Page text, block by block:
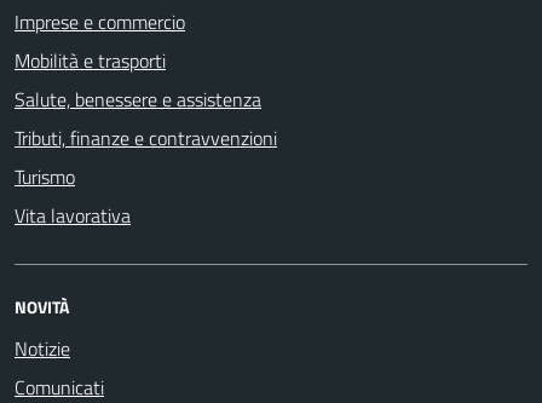
Imprese e commercio
Mobilità e trasporti
Salute, benessere e assistenza
Tributi, finanze e contravvenzioni
Turismo
Vita lavorativa
NOVITÀ
Notizie
Comunicati